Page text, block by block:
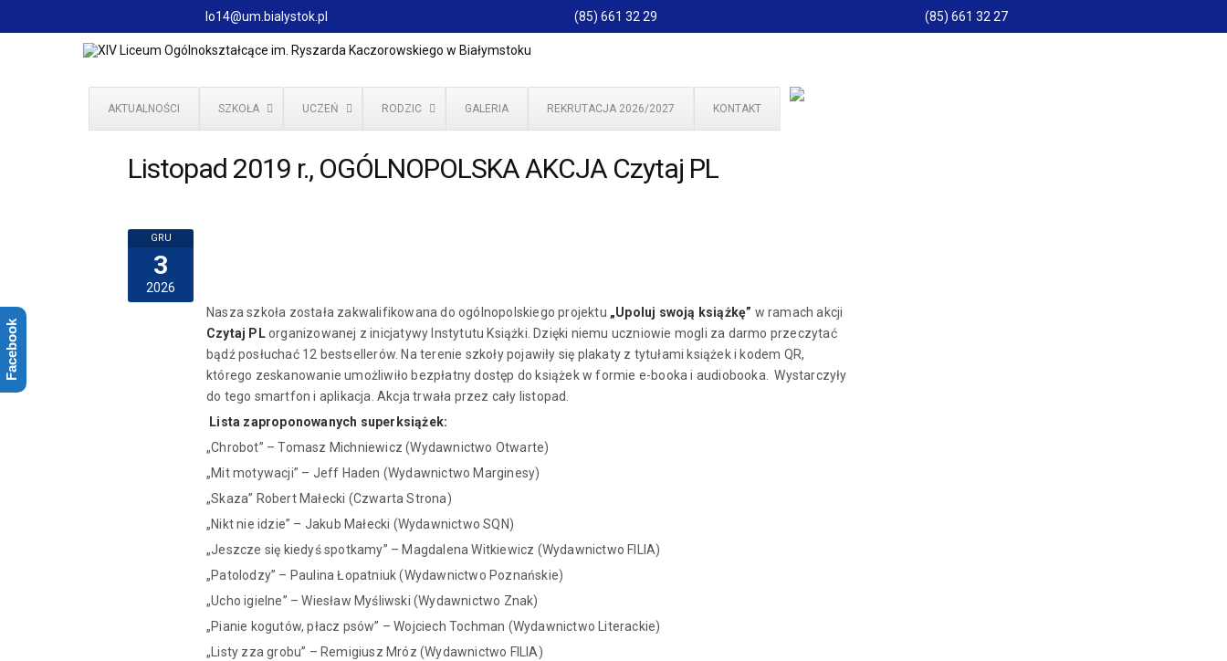
lo14@um.bialystok.pl (85) 661 32 29 (85) 661 32 27
AKTUALNOŚCI SZKOŁA UCZEŃ RODZIC GALERIA REKRUTACJA 2026/2027 KONTAKT
Listopad 2019 r., OGÓLNOPOLSKA AKCJA Czytaj PL
GRU
3
2026
Nasza szkoła została zakwalifikowana do ogólnopolskiego projektu „Upoluj swoją książkę” w ramach akcji
Czytaj PLorganizowanej z inicjatywy Instytutu Książki. Dzięki niemu uczniowie mogli za darmo przeczytać
bądź posłuchać 12 bestsellerów. Na terenie szkoły pojawiły się plakaty z tytułami książek i kodem QR,
którego zeskanowanie umożliwiło bezpłatny dostęp do książek w formie e-booka i audiobooka. Wystarczyły
do tego smartfon i aplikacja. Akcja trwała przez cały listopad.
Lista zaproponowanych superksiążek:
„Chrobot” – Tomasz Michniewicz (Wydawnictwo Otwarte)
„Mit motywacji” – Jeff Haden (Wydawnictwo Marginesy)
„Skaza” Robert Małecki (Czwarta Strona)
„Nikt nie idzie” – Jakub Małecki (Wydawnictwo SQN)
„Jeszcze się kiedyś spotkamy” – Magdalena Witkiewicz (Wydawnictwo FILIA)
„Patolodzy” – Paulina Łopatniuk (Wydawnictwo Poznańskie)
„Ucho igielne” – Wiesław Myśliwski (Wydawnictwo Znak)
„Pianie kogutów, płacz psów” – Wojciech Tochman (Wydawnictwo Literackie)
„Listy zza grobu” – Remigiusz Mróz (Wydawnictwo FILIA)
Facebook